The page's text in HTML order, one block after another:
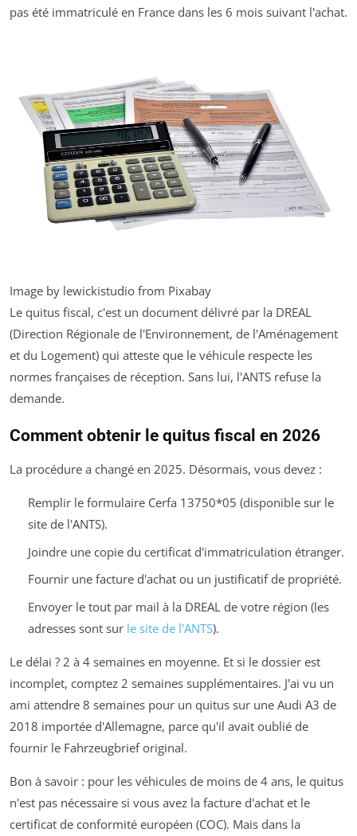
pas été immatriculé en France dans les 6 mois suivant l'achat.
Image by lewickistudio from Pixabay
Le quitus fiscal, c'est un document délivré par la DREAL
(Direction Régionale de l'Environnement, de l'Aménagement
et du Logement) qui atteste que le véhicule respecte les
normes françaises de réception. Sans lui, l'ANTS refuse la
demande.
Comment obtenir le quitus fiscal en 2026
La procédure a changé en 2025. Désormais, vous devez :
Remplir le formulaire Cerfa 13750*05 (disponible sur le
site de l'ANTS).
Joindre une copie du certificat d'immatriculation étranger.
Fournir une facture d'achat ou un justificatif de propriété.
Envoyer le tout par mail à la DREAL de votre région (les
adresses sont sur le site de l'ANTS).
Le délai ? 2 à 4 semaines en moyenne. Et si le dossier est
incomplet, comptez 2 semaines supplémentaires. J'ai vu un
ami attendre 8 semaines pour un quitus sur une Audi A3 de
2018 importée d'Allemagne, parce qu'il avait oublié de
fournir le Fahrzeugbrieforiginal.
Bon à savoir : pour les véhicules de moins de 4 ans, le quitus
n'est pas nécessaire si vous avez la facture d'achat et le
certificat de conformité européen (COC). Mais dans la